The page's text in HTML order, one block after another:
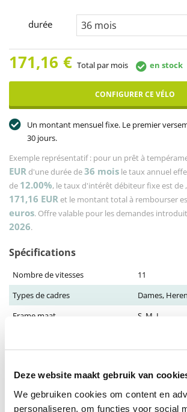
Deze website maakt gebruik van
We gebruiken cookies om content en
personaliseren, om functies voor social
durée
171,16 € Total par mois en stock
CONFIGURER CE VÉLO
Un montant mensuel fixe. Le premier
30 jours.
Exemple représentatif : pour un prêt à
EURd'une durée de36 mois le taux annuel
de 12.00%, le taux d'intérêt débiteur fixe est de
171,16 EURet le montant total à rembourser
euros. Offre valable pour les demandes
2026.
Spécifications
Nombre de vitesses
11
Types de cadres
Dames, Heren
Frame maat
S, M, L
Afficher
Bosch Kiox
Batterie
Bosch